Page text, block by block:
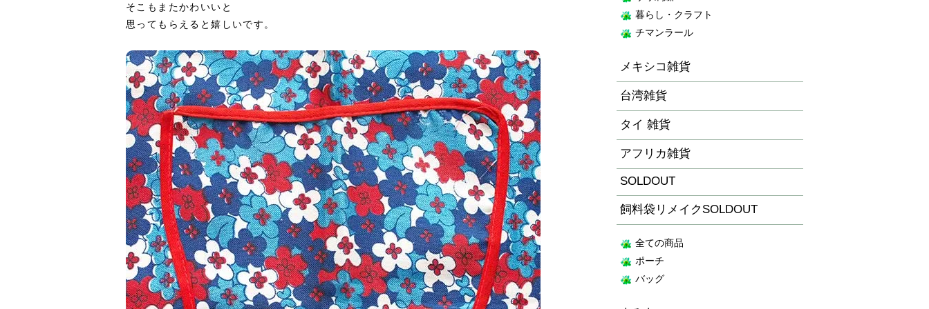
そこもまたかわいいと
思ってもらえると嬉しいです。
暮らし・クラフト
チマンラール
メキシコ雑貨
台湾雑貨
タイ 雑貨
アフリカ雑貨
SOLDOUT
飼料袋リメイクSOLDOUT
全ての商品
ポーチ
バッグ